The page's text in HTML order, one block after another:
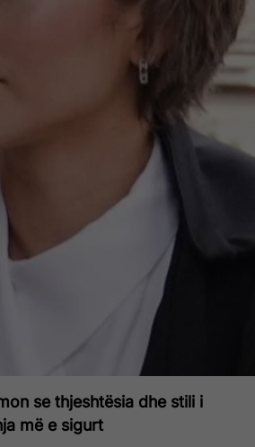
se thjeshtësia dhe stili i
më e sigurt